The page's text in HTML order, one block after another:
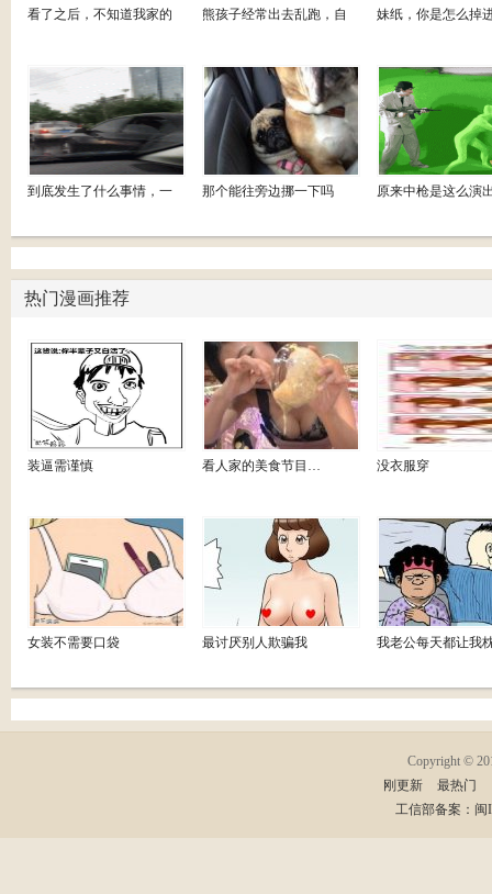
看了之后，不知道我家的 熊孩子经常出去乱跑，自 妹纸，你是怎么掉
到底发生了什么事情，一 那个能往旁边挪一下吗 原来中枪是这么演
热门漫画推荐
装逼需谨慎 看人家的美食节目… 没衣服穿
女装不需要口袋 最讨厌别人欺骗我 我老公每天都让我
Copyright ©
刚更新
最热门
工信部备案：闽